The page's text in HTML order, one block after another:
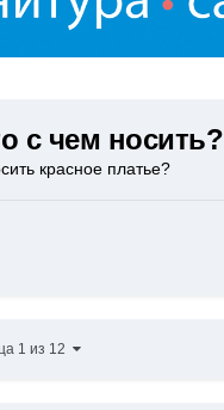
с чем носить?
красное платье?
1 из 12